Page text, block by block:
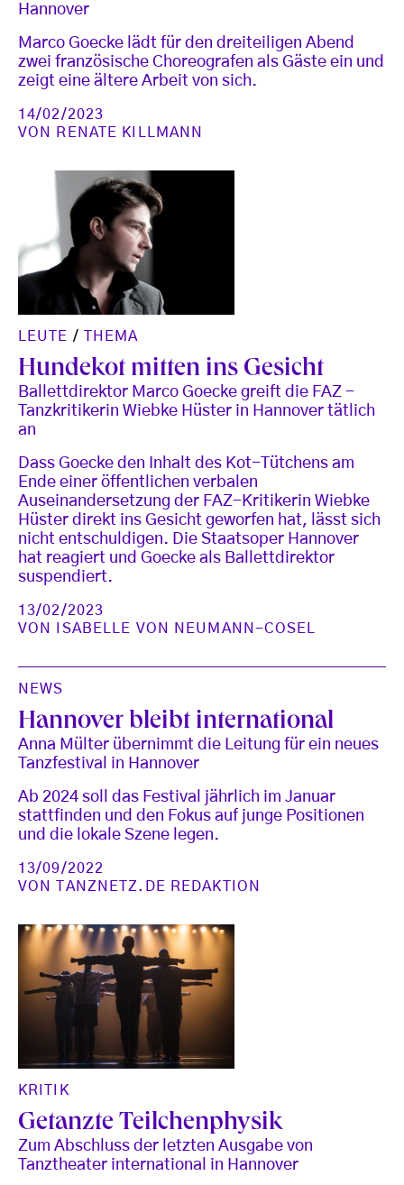
Hannover
Marco Goecke lädt für den dreiteiligen Abend
zwei französische Choreografen als Gäste ein und
zeigt eine ältere Arbeit von sich.
14/02/2023
VON
RENATE KILLMANN
LEUTE / THEMA
Hundekot mitten ins Gesicht
Ballettdirektor Marco Goecke greift die FAZ -
Tanzkritikerin Wiebke Hüster in Hannover tätlich
an
Dass Goecke den Inhalt des Kot-Tütchens am
Ende einer öffentlichen verbalen
Auseinandersetzung der FAZ-Kritikerin Wiebke
Hüster direkt ins Gesicht geworfen hat, lässt sich
nicht entschuldigen. Die Staatsoper Hannover
hat reagiert und Goecke als Ballettdirektor
suspendiert.
13/02/2023
VON
ISABELLE VON NEUMANN-COSEL
NEWS
Hannover bleibt international
Anna Mülter übernimmt die Leitung für ein neues
Tanzfestival in Hannover
Ab 2024 soll das Festival jährlich im Januar
stattfinden und den Fokus auf junge Positionen
und die lokale Szene legen.
13/09/2022
VON
TANZNETZ.DE REDAKTION
KRITIK
Getanzte Teilchenphysik
Zum Abschluss der letzten Ausgabe von
Tanztheater international in Hannover